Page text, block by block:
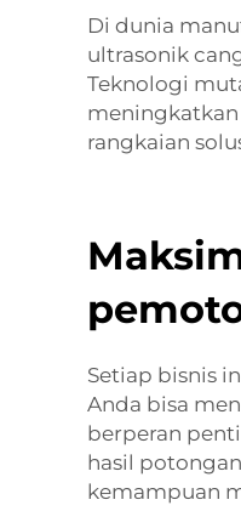
Di dunia
ultrasonik
Teknologi
rangkaian
Setiap bisnis
Anda bisa
berperan
hasil
kemampuan